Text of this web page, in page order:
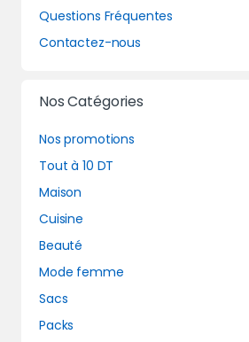
Questions Fréquentes
Contactez-nous
Nos Catégories
Nos promotions
Tout à 10 DT
Maison
Cuisine
Beauté
Mode femme
Sacs
Packs